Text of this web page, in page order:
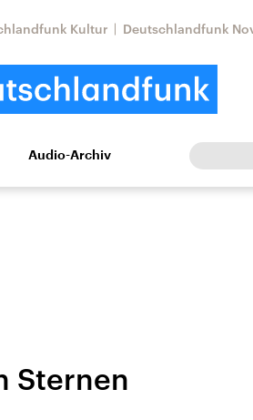
Kultur Deutschlandfunk
Kultur Europa
Audio-Archiv
Sternen